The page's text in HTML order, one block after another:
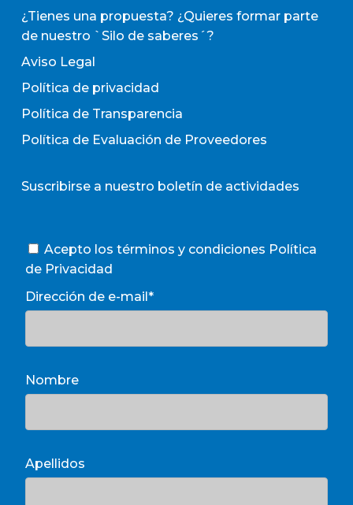
¿Tienes una propuesta? ¿Quieres formar parte
de nuestro `Silo de saberes´?
Aviso Legal
Política de privacidad
Política de Transparencia
Política de Evaluación de Proveedores
Suscribirse a nuestro boletín de actividades
Acepto los términos y condiciones Política
de Privacidad
Dirección de e-mail*
Nombre
Apellidos